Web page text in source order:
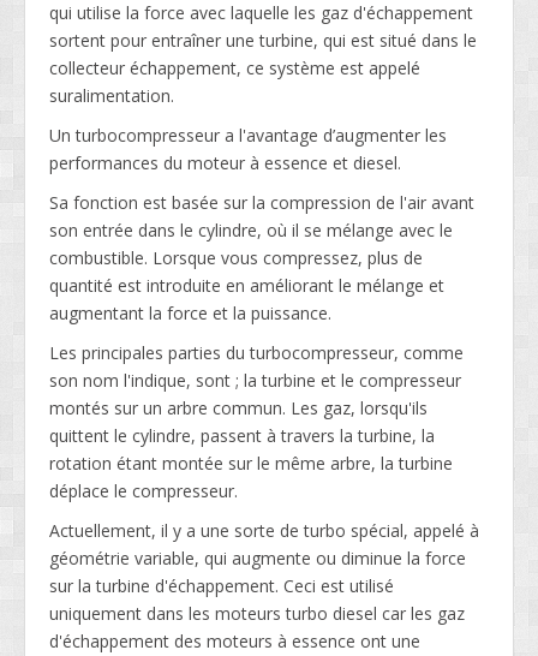
qui utilise la force avec laquelle les gaz d'échappement
sortent pour entraîner une turbine, qui est situé dans le
collecteur échappement, ce système est appelé
suralimentation.
Un turbocompresseur a l'avantage d’augmenter les
performances du moteur à essence et diesel.
Sa fonction est basée sur la compression de l'air avant
son entrée dans le cylindre, où il se mélange avec le
combustible. Lorsque vous compressez, plus de
quantité est introduite en améliorant le mélange et
augmentant la force et la puissance.
Les principales parties du turbocompresseur, comme
son nom l'indique, sont ; la turbine et le compresseur
montés sur un arbre commun. Les gaz, lorsqu'ils
quittent le cylindre, passent à travers la turbine, la
rotation étant montée sur le même arbre, la turbine
déplace le compresseur.
Actuellement, il y a une sorte de turbo spécial, appelé à
géométrie variable, qui augmente ou diminue la force
sur la turbine d'échappement. Ceci est utilisé
uniquement dans les moteurs turbo diesel car les gaz
d'échappement des moteurs à essence ont une